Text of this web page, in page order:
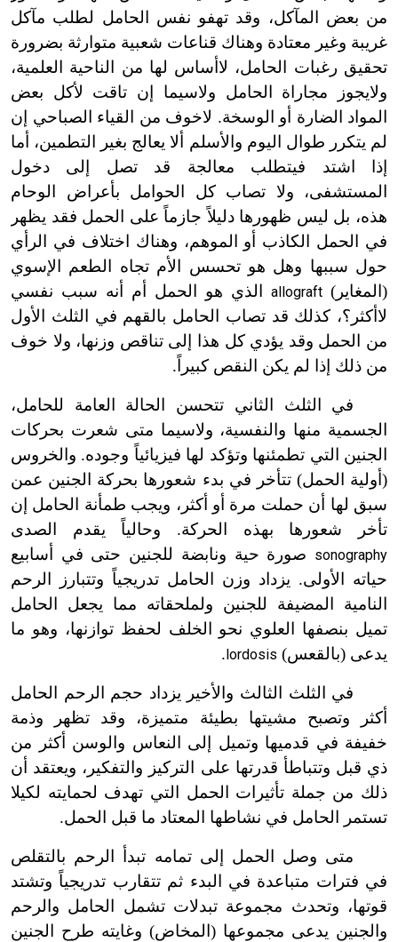
من بعض المآكل، وقد تهفو نفس الحامل لطلب مآكل
غريبة وغير معتادة وهناك قناعات شعبية متوارثة بضرورة
تحقيق رغبات الحامل، لا أساس لها من الناحية العلمية،
ولايجوز مجاراة الحامل ولاسيما إن تاقت لأكل بعض
المواد الضارة أو الوسخة. لاخوف من القياء الصباحي إن
لم يتكرر طوال اليوم والأسلم ألا يعالج بغير التطمين، أما
إذا اشتد فيتطلب معالجة قد تصل إلى دخول
المستشفى، ولا تصاب كل الحوامل بأعراض الوحام
هذه، بل ليس ظهورها دليلاً جازماً على الحمل فقد يظهر
في الحمل الكاذب أو الموهم، وهناك اختلاف في الرأي
حول سببها وهل هو تحسس الأم تجاه الطعم الإسوي
(المغاير) allograft الذي هو الحمل أم أنه سبب نفسي
لا أكثر؟، كذلك قد تصاب الحامل بالقهم في الثلث الأول
من الحمل وقد يؤدي كل هذا إلى تناقص وزنها، ولا خوف
من ذلك إذا لم يكن النقص كبيراً.
في الثلث الثاني تتحسن الحالة العامة للحامل،
الجسمية منها والنفسية، ولاسيما متى شعرت بحركات
الجنين التي تطمئنها وتؤكد لها فيزيائياً وجوده. والخروس
(أولية الحمل) تتأخر في بدء شعورها بحركة الجنين عمن
سبق لها أن حملت مرة أو أكثر، ويجب طمأنة الحامل إن
تأخر شعورها بهذه الحركة. وحالياً يقدم الصدى
sonography صورة حية ونابضة للجنين حتى في أسابيع
حياته الأولى. يزداد وزن الحامل تدريجياً وتتبارز الرحم
النامية المضيفة للجنين ولملحقاته مما يجعل الحامل
تميل بنصفها العلوي نحو الخلف لحفظ توازنها، وهو ما
يدعى (بالقعس) lordosis
.
في الثلث الثالث والأخير يزداد حجم الرحم الحامل
أكثر وتصبح مشيتها بطيئة متميزة، وقد تظهر وذمة
خفيفة في قدميها وتميل إلى النعاس والوسن أكثر من
ذي قبل وتتباطأ قدرتها على التركيز والتفكير، ويعتقد أن
ذلك من جملة تأثيرات الحمل التي تهدف لحمايته لكيلا
تستمر الحامل في نشاطها المعتاد ما قبل الحمل.
متى وصل الحمل إلى تمامه تبدأ الرحم بالتقلص
في فترات متباعدة في البدء ثم تتقارب تدريجياً وتشتد
قوتها، وتحدث مجموعة تبدلات تشمل الحامل والرحم
والجنين يدعى مجموعها (المخاض) وغايته طرح الجنين